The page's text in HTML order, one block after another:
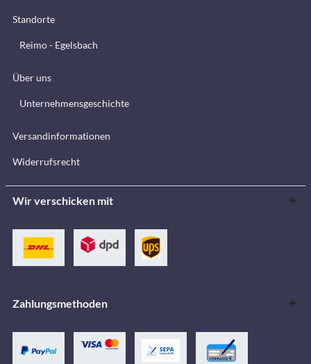
Standorte
Reimo - Egelsbach
Über uns
Unternehmensgeschichte
Versandinformationen
Widerrufsrecht
Wir verschicken mit
Zahlungsmethoden